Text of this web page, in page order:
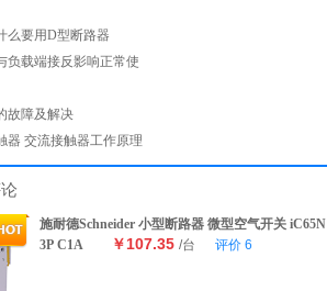
么要用D型断路器
负载端接反影响正常使
故障及解决
器 交流接触器工作原理
施耐德Schneider 小型断路器 微型空气开关 iC65N
3P C1A
￥107.35 /台 评价 6